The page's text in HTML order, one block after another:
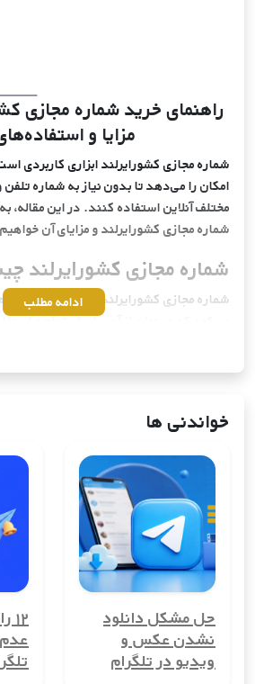
راهنمای خرید شماره مجازی
مزایا و
شماره مجازی کشورایرلند ابزاری کاربردی
امکان را می‌دهد تا بدون نیاز به شماره
مختلف آنلاین استفاده کنند. در این مقاله،
شماره مجازی کشورایرلند و مزایای آن
شماره مجازی کشورایرلند
شماره مجازی کشورایرلند به عنوان یک
می‌کند که می‌توان از آن برای ثبت‌نام و
استفاده از شماره مجازی کشورایرلند در
زیادی به همراه دارد. از حفظ حریم
هزینه‌های ارتباطی، این ابزار می‌تواند به
مقرون به صرفه کمک کند.
یکی از بزرگ‌ترین مزایای شماره مجازی
خصوصی کاربران است. با استفاده از این
تلفن واقعی خود را مخفی نگه دارید و از
این ویژگی برای کسانی که نمی‌خواهند
ادامه مطلب
خواندنی ها
حل مشکل دانلود
نشدن عکس و
ویدیو در تلگرام